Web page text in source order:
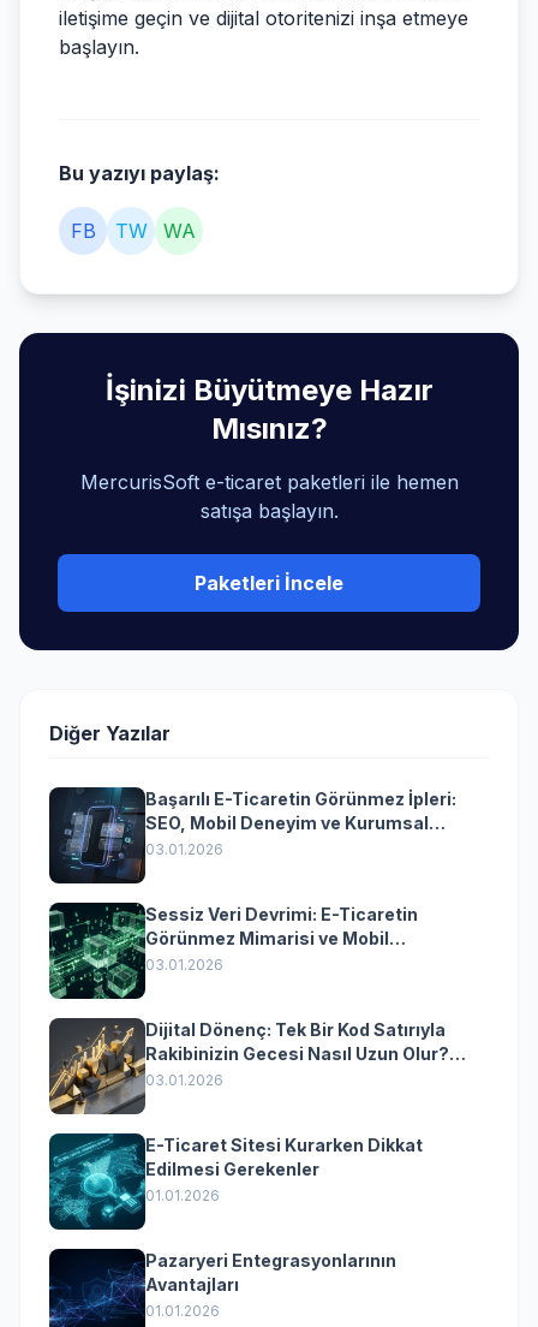
iletişime geçin ve dijital otoritenizi inşa etmeye
başlayın.
Bu yazıyı paylaş:
FB TW WA
İşinizi Büyütmeye Hazır
Mısınız?
MercurisSoft e-ticaret paketleri ile hemen
satışa başlayın.
Paketleri İncele
Diğer Yazılar
Başarılı E-Ticaretin Görünmez İpleri:
SEO, Mobil Deneyim ve Kurumsal
Yazılımın Kazandıran Senkronizasyonu
03.01.2026
Sessiz Veri Devrimi: E-Ticaretin
Görünmez Mimarisi ve Mobil
Dönüşümün Kurumsal Anahtarı
03.01.2026
Dijital Dönenç: Tek Bir Kod Satırıyla
Rakibinizin Gecesi Nasıl Uzun Olur?
(Kurumsal Yazılımın Güçlü Rolü)
03.01.2026
E-Ticaret Sitesi Kurarken Dikkat
Edilmesi Gerekenler
01.01.2026
Pazaryeri Entegrasyonlarının
Avantajları
01.01.2026